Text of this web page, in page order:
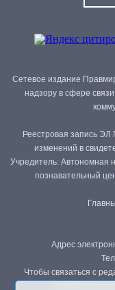
Сетевое издание
надзору в сфере
Реестровая запись
изменений в
Учредитель: Автономная
познавательный
Адрес
Чтобы связаться с